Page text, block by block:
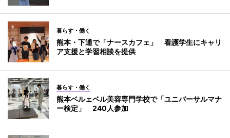
暮らす・働く
熊本・下通で「ナースカフェ」 看護学生にキャリ
ア支援と学習相談を提供
暮らす・働く
熊本ベルェベル美容専門学校で「ユニバーサルマナ
ー検定」 240人参加